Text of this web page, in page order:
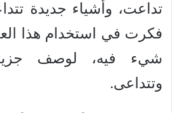
تداعت، وأشياء جديدة
فكرت في استخدام هذا
شيء فيه، لوصف
وتتداعى.